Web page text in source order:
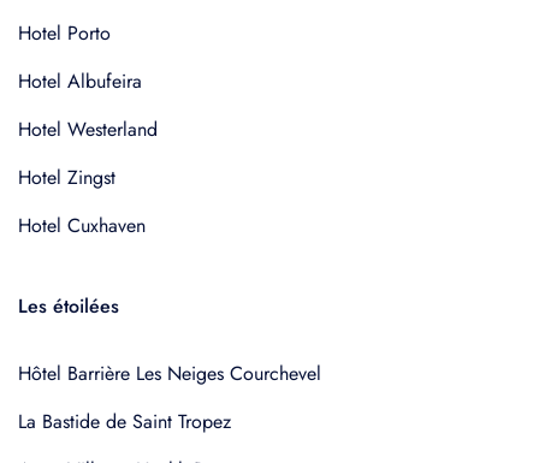
Hotel Porto
Hotel Albufeira
Hotel Westerland
Hotel Zingst
Hotel Cuxhaven
Les étoilées
Hôtel Barrière Les Neiges Courchevel
La Bastide de Saint Tropez